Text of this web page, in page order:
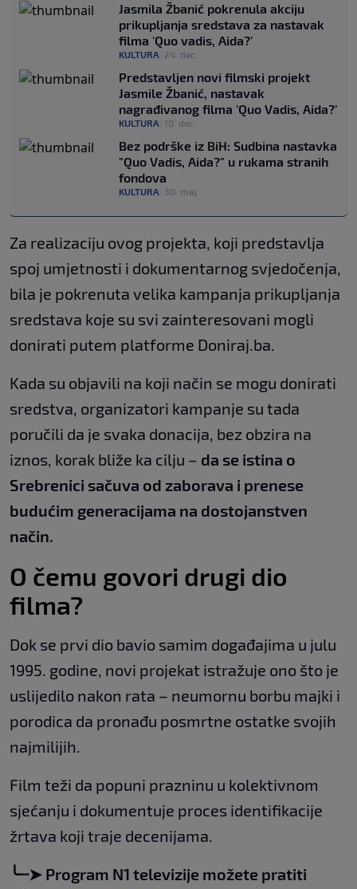
Jasmila Žbanić pokrenula akciju
prikupljanja sredstava za nastavak
filma 'Quo vadis, Aida?'
KULTURA 24. dec.
Predstavljen novi filmski projekt
Jasmile Žbanić, nastavak
nagrađivanog filma 'Quo Vadis, Aida?'
KULTURA 10. dec.
Bez podrške iz BiH: Sudbina nastavka
"Quo Vadis, Aida?" u rukama stranih
fondova
KULTURA 30. maj.
Za realizaciju ovog projekta, koji predstavlja
spoj umjetnosti i dokumentarnog svjedočenja,
bila je pokrenuta velika kampanja prikupljanja
sredstava koje su svi zainteresovani mogli
donirati putem platforme Doniraj.ba.
Kada su objavili na koji način se mogu donirati
sredstva, organizatori kampanje su tada
poručili da je svaka donacija, bez obzira na
iznos, korak bliže ka cilju – da se istina o
Srebrenici sačuva od zaborava i prenese
budućim generacijama na dostojanstven
način.
O čemu govori drugi dio
filma?
Dok se prvi dio bavio samim događajima u julu
1995. godine, novi projekat istražuje ono što je
uslijedilo nakon rata – neumornu borbu majki i
porodica da pronađu posmrtne ostatke svojih
najmilijih.
Film teži da popuni prazninu u kolektivnom
sjećanju i dokumentuje proces identifikacije
žrtava koji traje decenijama.
╰┈➤ Program N1 televizije možete pratiti